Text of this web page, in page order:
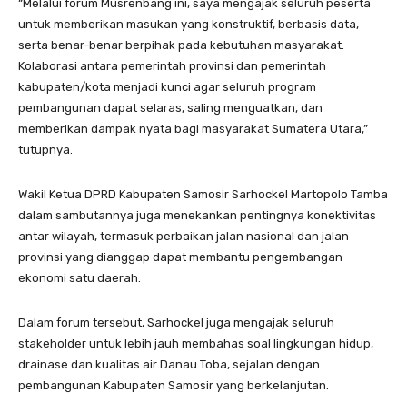
“Melalui forum Musrenbang ini, saya mengajak seluruh peserta
untuk memberikan masukan yang konstruktif, berbasis data,
serta benar-benar berpihak pada kebutuhan masyarakat.
Kolaborasi antara pemerintah provinsi dan pemerintah
kabupaten/kota menjadi kunci agar seluruh program
pembangunan dapat selaras, saling menguatkan, dan
memberikan dampak nyata bagi masyarakat Sumatera Utara,”
tutupnya.
Wakil Ketua DPRD Kabupaten Samosir Sarhockel Martopolo Tamba
dalam sambutannya juga menekankan pentingnya konektivitas
antar wilayah, termasuk perbaikan jalan nasional dan jalan
provinsi yang dianggap dapat membantu pengembangan
ekonomi satu daerah.
Dalam forum tersebut, Sarhockel juga mengajak seluruh
stakeholder untuk lebih jauh membahas soal lingkungan hidup,
drainase dan kualitas air Danau Toba, sejalan dengan
pembangunan Kabupaten Samosir yang berkelanjutan.